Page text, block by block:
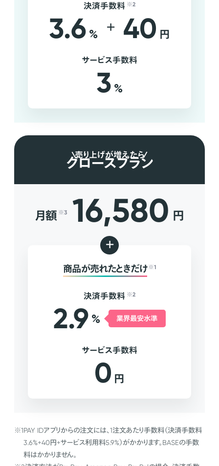
決済手数料 ※2
3.6 % + 40 円
サービス手数料
3 %
売り上げが増えたら
グロースプラン
月額 ※3 16,580 円
+
商品が売れたときだけ ※1
決済手数料 ※2
2.9 % 業界最安水準
サービス手数料
0 円
※1PAY IDアプリからの注文には、1注文あたり手数料（決済手数料
3.6%+40円+サービス利用料5.9%）がかかります。BASEの手数
料はかかりません。